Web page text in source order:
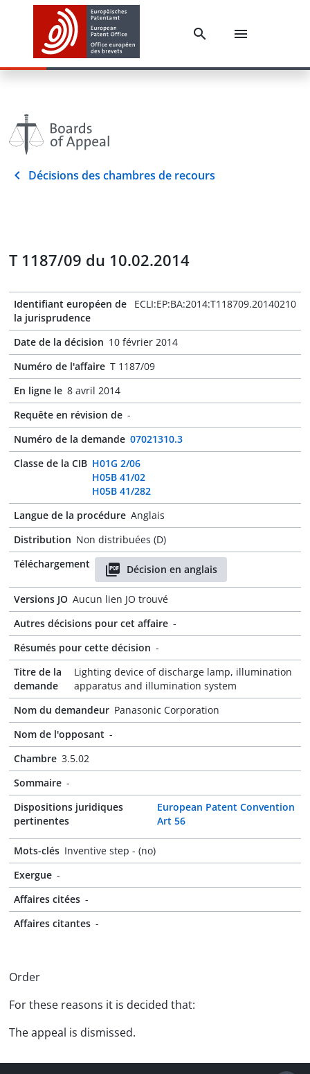
Décisions des chambres de recours
T 1187/09 du 10.02.2014
Identifiant européen de
la jurisprudence
ECLI:EP:BA:2014:T118709.20140210
Date de la décision 10 février 2014
Numéro de l'affaire T 1187/09
En ligne le 8 avril 2014
Requête en révision de -
Numéro de la demande 07021310.3
Classe de la CIB H01G 2/06
H05B 41/02
H05B 41/282
Langue de la procédure Anglais
Distribution Non distribuées (D)
Téléchargement
Décision en anglais
Versions JO Aucun lien JO trouvé
Autres décisions pour cet affaire -
Résumés pour cette décision -
Titre de la
demande
Lighting device of discharge lamp, illumination
apparatus and illumination system
Nom du demandeur Panasonic Corporation
Nom de l'opposant -
Chambre 3.5.02
Sommaire -
Dispositions juridiques
pertinentes
European Patent Convention
Art 56
Mots-clés Inventive step - (no)
Exergue -
Affaires citées -
Affaires citantes -
Order
For these reasons it is decided that:
The appeal is dismissed.